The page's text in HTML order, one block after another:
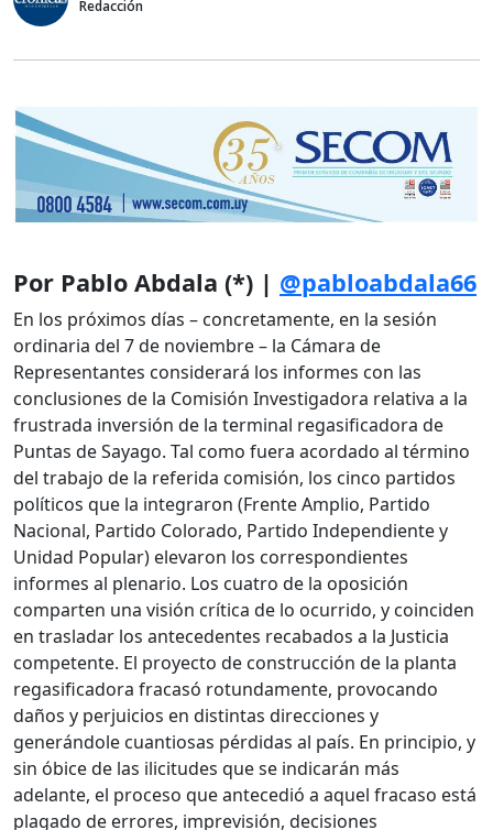
Redacción
Por Pablo Abdala (*) | @pabloabdala66
En los próximos días – concretamente, en la sesión
ordinaria del 7 de noviembre – la Cámara de
Representantes considerará los informes con las
conclusiones de la Comisión Investigadora relativa a la
frustrada inversión de la terminal regasificadora de
Puntas de Sayago. Tal como fuera acordado al término
del trabajo de la referida comisión, los cinco partidos
políticos que la integraron (Frente Amplio, Partido
Nacional, Partido Colorado, Partido Independiente y
Unidad Popular) elevaron los correspondientes
informes al plenario. Los cuatro de la oposición
comparten una visión crítica de lo ocurrido, y coinciden
en trasladar los antecedentes recabados a la Justicia
competente. El proyecto de construcción de la planta
regasificadora fracasó rotundamente, provocando
daños y perjuicios en distintas direcciones y
generándole cuantiosas pérdidas al país. En principio, y
sin óbice de las ilicitudes que se indicarán más
adelante, el proceso que antecedió a aquel fracaso está
plagado de errores, imprevisión, decisiones